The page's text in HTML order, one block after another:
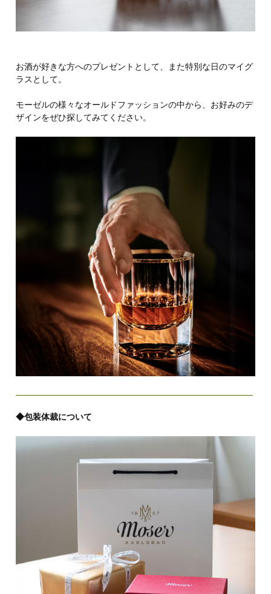
お酒が好きな方へのプレゼントとして、また特別な日のマイグ
ラスとして。
モーゼルの様々なオールドファッションの中から、お好みのデ
ザインをぜひ探してみてください。
◆包装体裁について